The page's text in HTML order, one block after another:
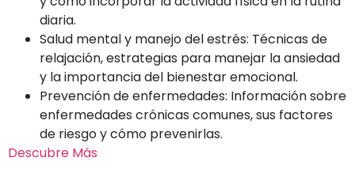
diaria.
Salud mental y manejo del estrés: Técnicas de
relajación, estrategias para manejar la ansiedad
y la importancia del bienestar emocional.
Prevención de enfermedades: Información sobre
enfermedades crónicas comunes, sus factores
de riesgo y cómo prevenirlas.
Descubre Más